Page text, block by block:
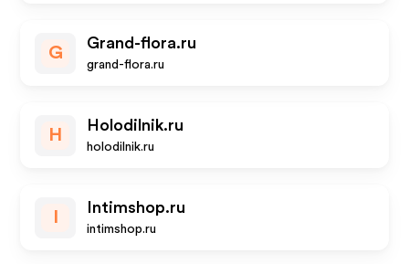
G
Grand-flora.ru
grand-flora.ru
H
Holodilnik.ru
holodilnik.ru
Intimshop.ru
intimshop.ru